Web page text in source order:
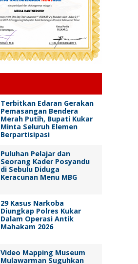
Terbitkan Edaran Gerakan
Pemasangan Bendera
Merah Putih, Bupati Kukar
Minta Seluruh Elemen
Berpartisipasi
Puluhan Pelajar dan
Seorang Kader Posyandu
di Sebulu Diduga
Keracunan Menu MBG
29 Kasus Narkoba
Diungkap Polres Kukar
Dalam Operasi Antik
Mahakam 2026
Video Mapping Museum
Mulawarman Suguhkan